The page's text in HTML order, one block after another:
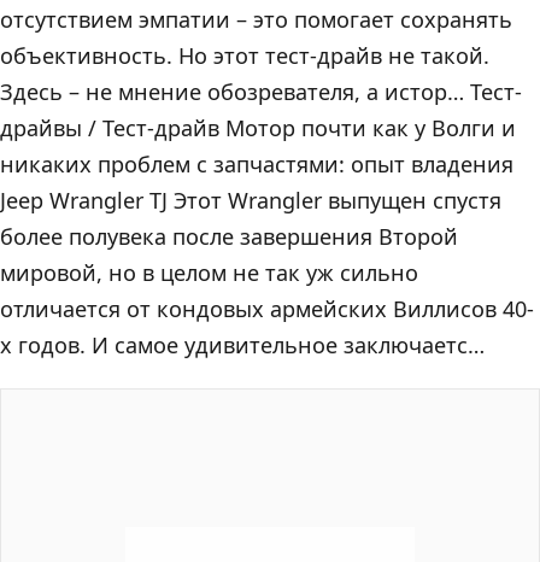
отсутствием эмпатии – это помогает сохранять
объективность. Но этот тест-драйв не такой.
Здесь – не мнение обозревателя, а истор… Тест-
драйвы / Тест-драйв Мотор почти как у Волги и
никаких проблем с запчастями: опыт владения
Jeep Wrangler TJ Этот Wrangler выпущен спустя
более полувека после завершения Второй
мировой, но в целом не так уж сильно
отличается от кондовых армейских Виллисов 40-
х годов. И самое удивительное заключаетс…